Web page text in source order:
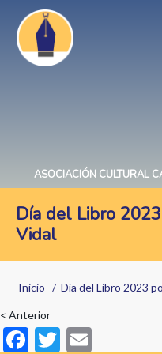
Pasar
contenido
principal
ASOCIACIÓN CULTURAL
Día del Libro
Vidal
Sobrescribir
enlaces
de
Inicio Día del Libro 2023
< Anterior
F
T